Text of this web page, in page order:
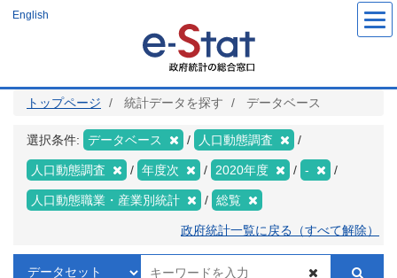
ツ
English
トップページ 統計データを探す データベース
選択条件: データベース 人口動態調査
人口動態調査 年度次 2020年度 -
人口動態職業・産業別統計 総覧
政府統計一覧に戻る（すべて解除）